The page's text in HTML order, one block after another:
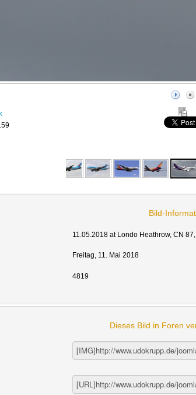
Bild-
11.05.2018 at Londo Heathrow, CN
Freitag, 11. Mai 2018
4819
Dieses Bild in Foren